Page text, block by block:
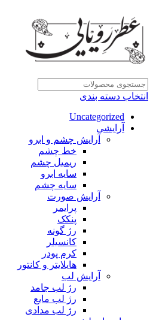
انتخاب دسته بندی
Uncategorized
آرایشی
آرایش چشم و ابرو
خط چشم
ریمیل چشم
سایه ابرو
سایه چشم
آرایش صورت
پرایمر
پنکک
رژ گونه
کانسیلر
کرم پودر
هایلایتر و کانتور
آرایش لب
رژ لب جامد
رژ لب مایع
رژ لب مدادی